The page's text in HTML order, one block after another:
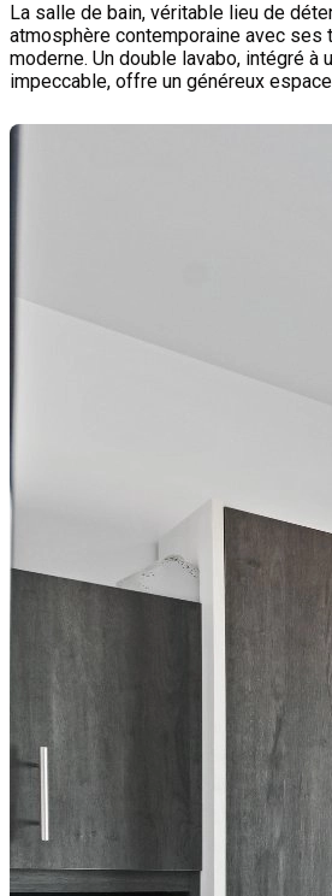
La salle de bain, véritable lieu de
atmosphère contemporaine avec
moderne. Un double lavabo, intégré à
impeccable, offre un généreux